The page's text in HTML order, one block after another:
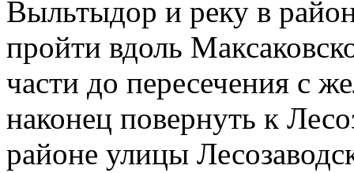
Выльтыдор и реку в
пройти вдоль
части до пересечения с
наконец повернуть к
районе улицы